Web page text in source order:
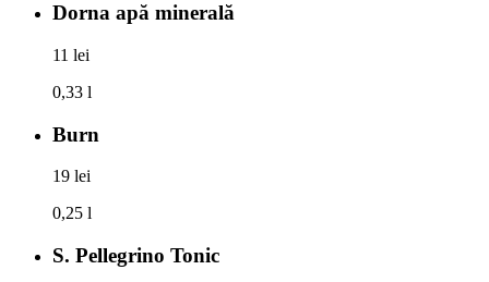
Dorna apă minerală
11 lei
0,33 l
Burn
19 lei
0,25 l
S. Pellegrino Tonic